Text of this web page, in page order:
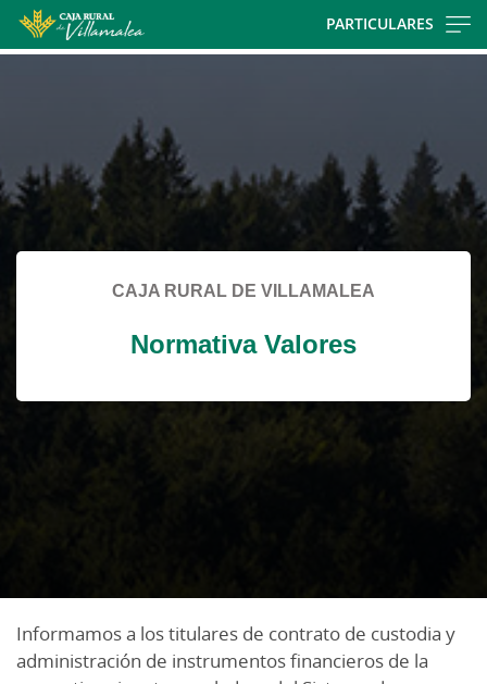
PARTICULARES
espere...
CAJA RURAL DE VILLAMALEA
Normativa Valores
Informamos a los titulares de contrato de custodia y
administración de instrumentos financieros de la